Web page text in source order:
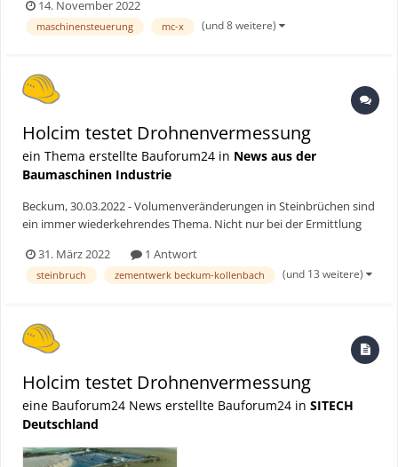
Komatsu-Raupe mit MC-Max Maschinensteuerung von Topcon im
Einsatz. Bauforum24 Artikel (15.03.2022): Topcon Mas...
14. November 2022
maschinensteuerung mc-x (und 8 weitere)
Holcim testet Drohnenvermessung
ein Thema erstellte Bauforum24 in News aus der
Baumaschinen Industrie
Beckum, 30.03.2022 - Volumenveränderungen in Steinbrüchen sind
ein immer wiederkehrendes Thema. Nicht nur bei der Ermittlung
der Steinbruchwand. Mittels Trimble Stratus kann Holcim diese
Berechnungen nun in kurzer Zeit selbst durchführen....
31. März 2022 1 Antwort
steinbruch zementwerk beckum-kollenbach (und 13 weitere)
Holcim testet Drohnenvermessung
eine Bauforum24 News erstellte Bauforum24 in SITECH
Deutschland